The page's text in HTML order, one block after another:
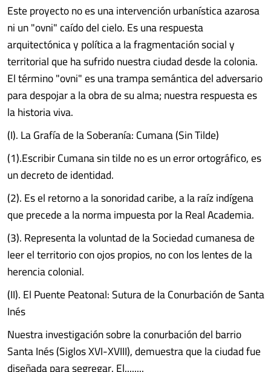
Este proyecto no es una intervención urbanística azarosa
ni un "ovni" caído del cielo. Es una respuesta
arquitectónica y política a la fragmentación social y
territorial que ha sufrido nuestra ciudad desde la colonia.
El término "ovni" es una trampa semántica del adversario
para despojar a la obra de su alma; nuestra respuesta es
la historia viva.
(I). La Grafía de la Soberanía: Cumana (Sin Tilde)
(1).Escribir Cumana sin tilde no es un error ortográfico, es
un decreto de identidad.
(2). Es el retorno a la sonoridad caribe, a la raíz indígena
que precede a la norma impuesta por la Real Academia.
(3). Representa la voluntad de la Sociedad cumanesa de
leer el territorio con ojos propios, no con los lentes de la
herencia colonial.
(II). El Puente Peatonal: Sutura de la Conurbación de Santa
Inés
Nuestra investigación sobre la conurbación del barrio
Santa Inés (Siglos XVI-XVIII), demuestra que la ciudad fue